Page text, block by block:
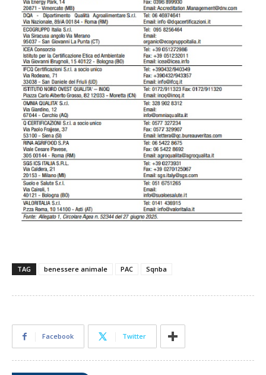
TAG benessere animale PAC Sqnba
Facebook Twitter